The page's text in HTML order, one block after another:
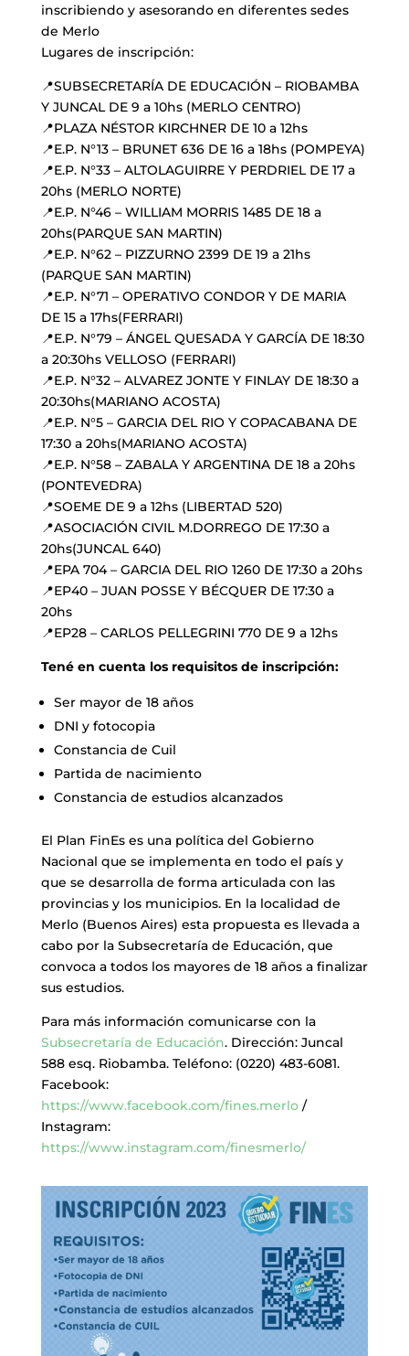
inscribiendo y asesorando en diferentes sedes
de Merlo
Lugares de inscripción:
📍SUBSECRETARÍA DE EDUCACIÓN – RIOBAMBA
Y JUNCAL DE 9 a 10hs (MERLO CENTRO)
📍PLAZA NÉSTOR KIRCHNER DE 10 a 12hs
📍E.P. N°13 – BRUNET 636 DE 16 a 18hs (POMPEYA)
📍E.P. N°33 – ALTOLAGUIRRE Y PERDRIEL DE 17 a
20hs (MERLO NORTE)
📍E.P. N°46 – WILLIAM MORRIS 1485 DE 18 a
20hs(PARQUE SAN MARTIN)
📍E.P. N°62 – PIZZURNO 2399 DE 19 a 21hs
(PARQUE SAN MARTIN)
📍E.P. N°71 – OPERATIVO CONDOR Y DE MARIA
DE 15 a 17hs(FERRARI)
📍E.P. N°79 – ÁNGEL QUESADA Y GARCÍA DE 18:30
a 20:30hs VELLOSO (FERRARI)
📍E.P. N°32 – ALVAREZ JONTE Y FINLAY DE 18:30 a
20:30hs(MARIANO ACOSTA)
📍E.P. N°5 – GARCIA DEL RIO Y COPACABANA DE
17:30 a 20hs(MARIANO ACOSTA)
📍E.P. N°58 – ZABALA Y ARGENTINA DE 18 a 20hs
(PONTEVEDRA)
📍SOEME DE 9 a 12hs (LIBERTAD 520)
📍ASOCIACIÓN CIVIL M.DORREGO DE 17:30 a
20hs(JUNCAL 640)
📍EPA 704 – GARCIA DEL RIO 1260 DE 17:30 a 20hs
📍EP40 – JUAN POSSE Y BÉCQUER DE 17:30 a
20hs
📍EP28 – CARLOS PELLEGRINI 770 DE 9 a 12hs
Tené en cuenta los requisitos de inscripción:
Ser mayor de 18 años
DNI y fotocopia
Constancia de Cuil
Partida de nacimiento
Constancia de estudios alcanzados
El Plan FinEs es una política del Gobierno
Nacional que se implementa en todo el país y
que se desarrolla de forma articulada con las
provincias y los municipios. En la localidad de
Merlo (Buenos Aires) esta propuesta es llevada a
cabo por la Subsecretaría de Educación, que
convoca a todos los mayores de 18 años a finalizar
sus estudios.
Para más información comunicarse con la
Subsecretaría de Educación. Dirección: Juncal
588 esq. Riobamba. Teléfono: (0220) 483-6081.
Facebook:
https://www.facebook.com/fines.merlo/
Instagram:
https://www.instagram.com/finesmerlo/